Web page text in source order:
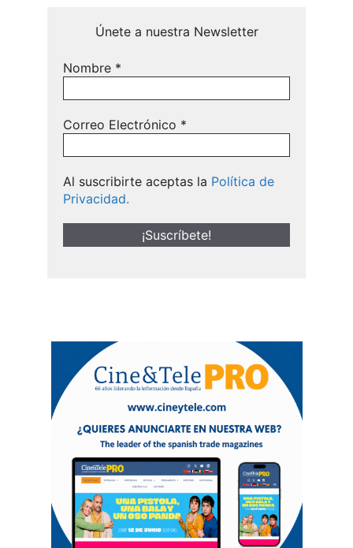
Únete a nuestra Newsletter
Nombre *
Correo Electrónico *
Al suscribirte aceptas la Política de
Privacidad.